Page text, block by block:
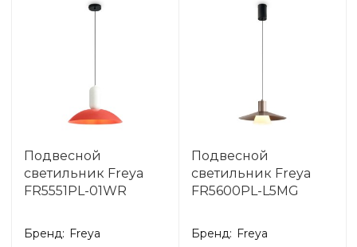
Подвесной
светильник Freya
FR5551PL-01WR
Бренд: Freya
Подвесной
светильник Freya
FR5600PL-L5MG
Бренд: Freya